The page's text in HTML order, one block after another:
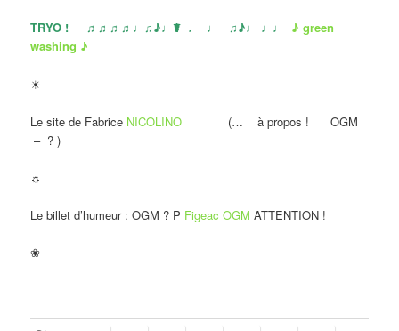
TRYO ! ♬♬♬♬♩♫♪♩☤ ♩ ♩ ♫♪♩ ♩♩
♪ green
washing ♪
☀
Le site de Fabrice NICOLINO
(… à propos ! OGM
– ? )
☼
Le billet d’humeur : OGM ? P Figeac OGM ATTENTION !
❀